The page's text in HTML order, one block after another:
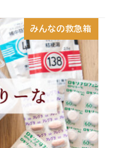
みんなの救急箱